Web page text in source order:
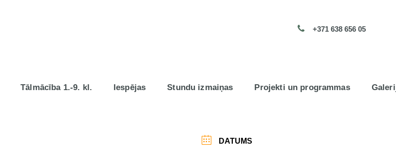
+371 638 656 05
Tālmācība 1.-9. kl. Iespējas Stundu izmaiņas Projekti un programmas
DATUMS